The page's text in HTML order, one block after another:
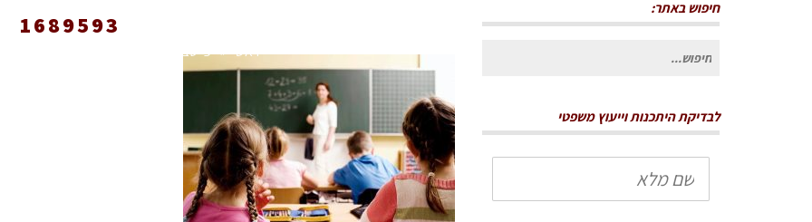
ראשי » פייסבוק
1689593
חיפוש באתר:
חיפוש
לבדיקת היתכנות וייעוץ משפטי
שם
מלא